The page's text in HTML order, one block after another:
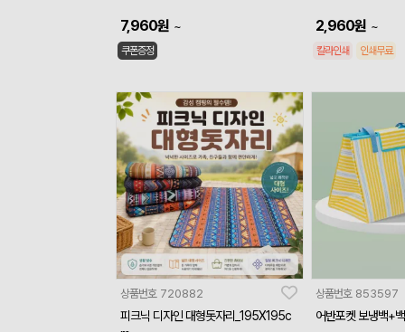
7,960원 ~
쿠폰증정
2,960원 ~
칼라인쇄 인쇄무료
상품번호 720882
피크닉 디자인 대형돗자리_195X195c
상품번호 853597
어반포켓 보냉백+